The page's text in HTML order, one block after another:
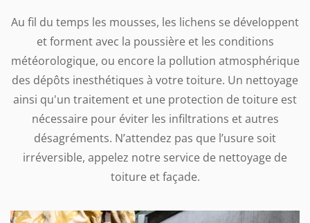
Au fil du temps les mousses, les lichens se développent
et forment avec la poussière et les conditions
météorologique, ou encore la pollution atmosphérique
des dépôts inesthétiques à votre toiture. Un nettoyage
ainsi qu'un traitement et une protection de toiture est
nécessaire pour éviter les infiltrations et autres
désagréments. N’attendez pas que l’usure soit
irréversible, appelez notre service de nettoyage de
toiture et façade.